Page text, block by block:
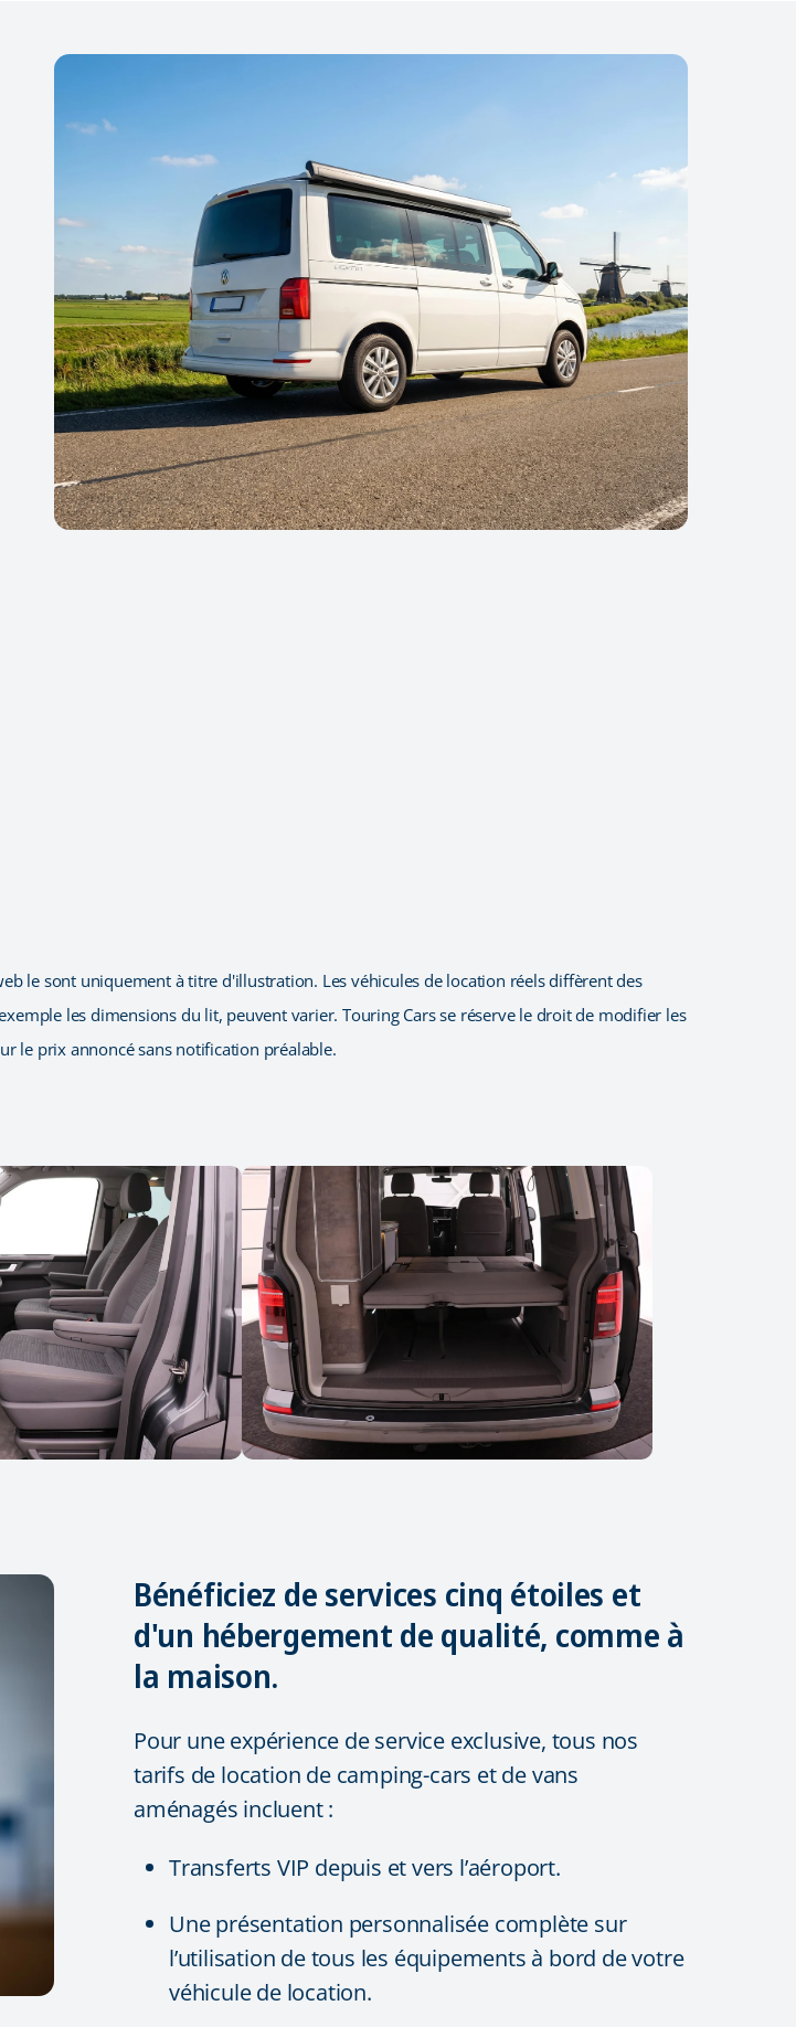
le sont uniquement à titre d'illustration. Les véhicules de location réels diffèrent des
les dimensions du lit, peuvent varier. Touring Cars se réserve le droit de modifier les
le prix annoncé sans notification préalable.
Bénéficiez de services cinq étoiles et
d'un hébergement de qualité, comme à
la maison.
Pour une expérience de service exclusive, tous nos
tarifs de location de camping-cars et de vans
aménagés incluent :
Transferts VIP depuis et vers l’aéroport.
Une présentation personnalisée complète sur
l’utilisation de tous les équipements à bord de votre
véhicule de location.